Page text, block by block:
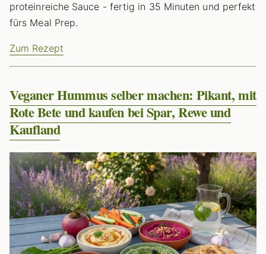
proteinreiche Sauce - fertig in 35 Minuten und perfekt
fürs Meal Prep.
Zum Rezept
Veganer Hummus selber machen: Pikant, mit
Rote Bete und kaufen bei Spar, Rewe und
Kaufland